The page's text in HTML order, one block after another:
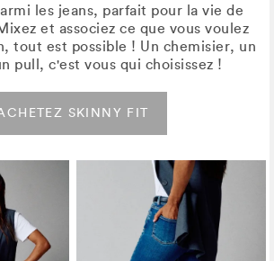
les jeans, parfait pour la vie de
et associez ce que vous voulez
tout est possible ! Un chemisier, un
pull, c'est vous qui choisissez !
SKINNY FIT